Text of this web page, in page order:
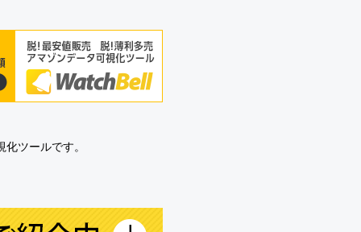
ツールです。